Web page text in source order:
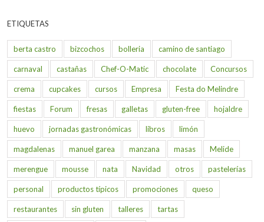
ETIQUETAS
berta castro bizcochos bolleria camino de santiago
carnaval castañas Chef-O-Matic chocolate Concursos
crema cupcakes cursos Empresa Festa do Melindre
fiestas Forum fresas galletas gluten-free hojaldre
huevo jornadas gastronómicas libros limón
magdalenas manuel garea manzana masas Melide
merengue mousse nata Navidad otros pastelerías
personal productos típicos promociones queso
restaurantes sin gluten talleres tartas